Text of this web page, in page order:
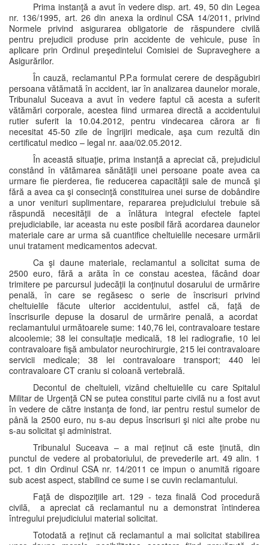
Prima instanţă a avut în vedere disp. art. 49, 50 din Legea
nr. 136/1995, art. 26 din anexa la ordinul CSA 14/2011, privind
Normele privind asigurarea obligatorie de răspundere civilă
pentru prejudicii produse prin accidente de vehicule, puse în
aplicare prin Ordinul preşedintelui Comisiei de Supraveghere a
Asigurărilor.
În cauză, reclamantul P.P.a formulat cerere de despăgubiri
persoana vătămată în accident, iar în analizarea daunelor morale,
Tribunalul Suceava a avut în vedere faptul că acesta a suferit
vătămări corporale, acestea fiind urmarea directă a accidentului
rutier suferit la 10.04.2012, pentru vindecarea cărora ar fi
necesitat 45-50 zile de îngrijiri medicale, aşa cum rezultă din
certificatul medico – legal nr. aaa/02.05.2012.
În această situaţie, prima instanţă a apreciat că, prejudiciul
constând în vătămarea sănătăţii unei persoane poate avea ca
urmare fie pierderea, fie reducerea capacităţii sale de muncă şi
fără a avea ca şi consecinţă constituirea unei surse de dobândire
a unor venituri suplimentare, repararea prejudiciului trebuie să
răspundă necesităţii de a înlătura integral efectele faptei
prejudiciabile, iar aceasta nu este posibil fără acordarea daunelor
materiale care ar urma să cuantifice cheltuielile necesare urmării
unui tratament medicamentos adecvat.
Ca şi daune materiale, reclamantul a solicitat suma de
2500 euro, fără a arăta în ce constau acestea, făcând doar
trimitere pe parcursul judecăţii la conţinutul dosarului de urmărire
penală, în care se regăsesc o serie de înscrisuri privind
cheltuielile făcute ulterior accidentului, astfel că, faţă de
înscrisurile depuse la dosarul de urmărire penală, a acordat
reclamantului următoarele sume: 140,76 lei, contravaloare testare
alcoolemie; 38 lei consultaţie medicală, 18 lei radiografie, 10 lei
contravaloare fişă ambulator neurochirurgie, 215 lei contravaloare
servicii medicale; 38 lei contravaloare transport; 440 lei
contravaloare CT craniu si coloană vertebrală.
Decontul de cheltuieli, vizând cheltuielile cu care Spitalul
Militar de Urgenţă CN se putea constitui parte civilă nu a fost avut
în vedere de către instanţa de fond, iar pentru restul sumelor de
până la 2500 euro, nu s-au depus înscrisuri şi nici alte probe nu
s-au solicitat şi administrat.
Tribunalul Suceava – a mai reţinut că este ţinută, din
punctul de vedere al probatoriului, de prevederile art. 49 alin. 1
pct. 1 din Ordinul CSA nr. 14/2011 ce impun o anumită rigoare
sub acest aspect, stabilind ce sume i se cuvin reclamantului.
Faţă de dispoziţiile art. 129 - teza finală Cod procedură
civilă, a apreciat că reclamantul nu a demonstrat întinderea
întregului prejudiciului material solicitat.
Totodată a reţinut că reclamantul a mai solicitat stabilirea